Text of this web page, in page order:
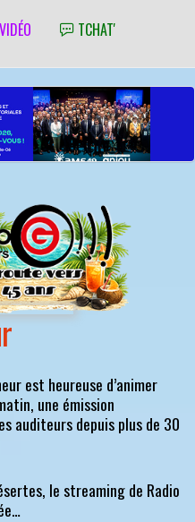
TCHAT'
est heureuse d’animer
une émission
auditeurs depuis plus de 30
le streaming de Radio